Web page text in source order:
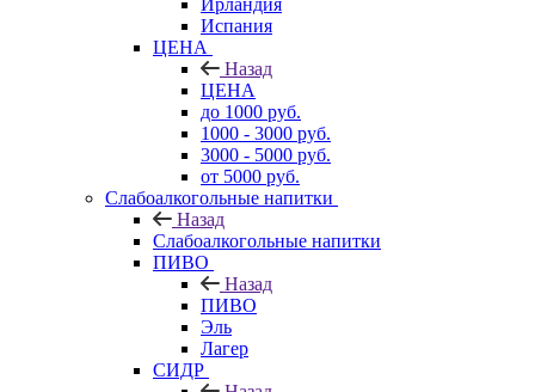
Ирландия
Испания
ЦЕНА
Назад
ЦЕНА
до 1000 руб.
1000 - 3000 руб.
3000 - 5000 руб.
от 5000 руб.
Слабоалкогольные напитки
Назад
Слабоалкогольные напитки
ПИВО
Назад
ПИВО
Эль
Лагер
СИДР